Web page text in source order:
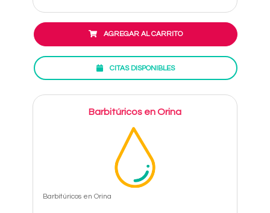
AGREGAR AL CARRITO
CITAS DISPONIBLES
Barbitúricos en Orina
Barbitúricos en Orina